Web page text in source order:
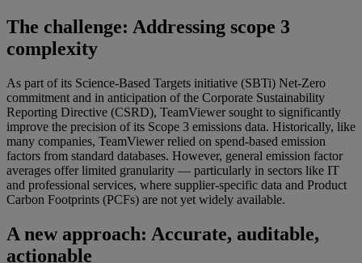
The challenge: Addressing scope 3
complexity
As part of its Science-Based Targets initiative (SBTi) Net-Zero
commitment and in anticipation of the Corporate Sustainability
Reporting Directive (CSRD), TeamViewer sought to significantly
improve the precision of its Scope 3 emissions data. Historically, like
many companies, TeamViewer relied on spend-based emission
factors from standard databases. However, general emission factor
averages offer limited granularity — particularly in sectors like IT
and professional services, where supplier-specific data and Product
Carbon Footprints (PCFs) are not yet widely available.
A new approach: Accurate, auditable,
actionable